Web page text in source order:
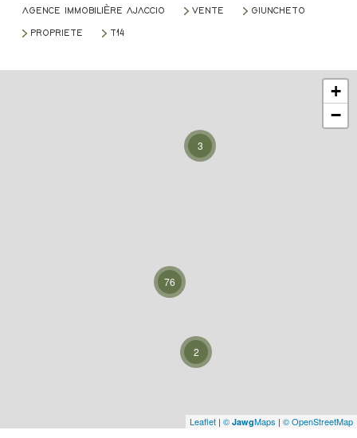
AGENCE IMMOBILIÈRE AJACCIO VENTE GIUNCHETO
PROPRIETE T14
3
2
76
+
−
Leaflet | © JawgMaps | © OpenStreetMap